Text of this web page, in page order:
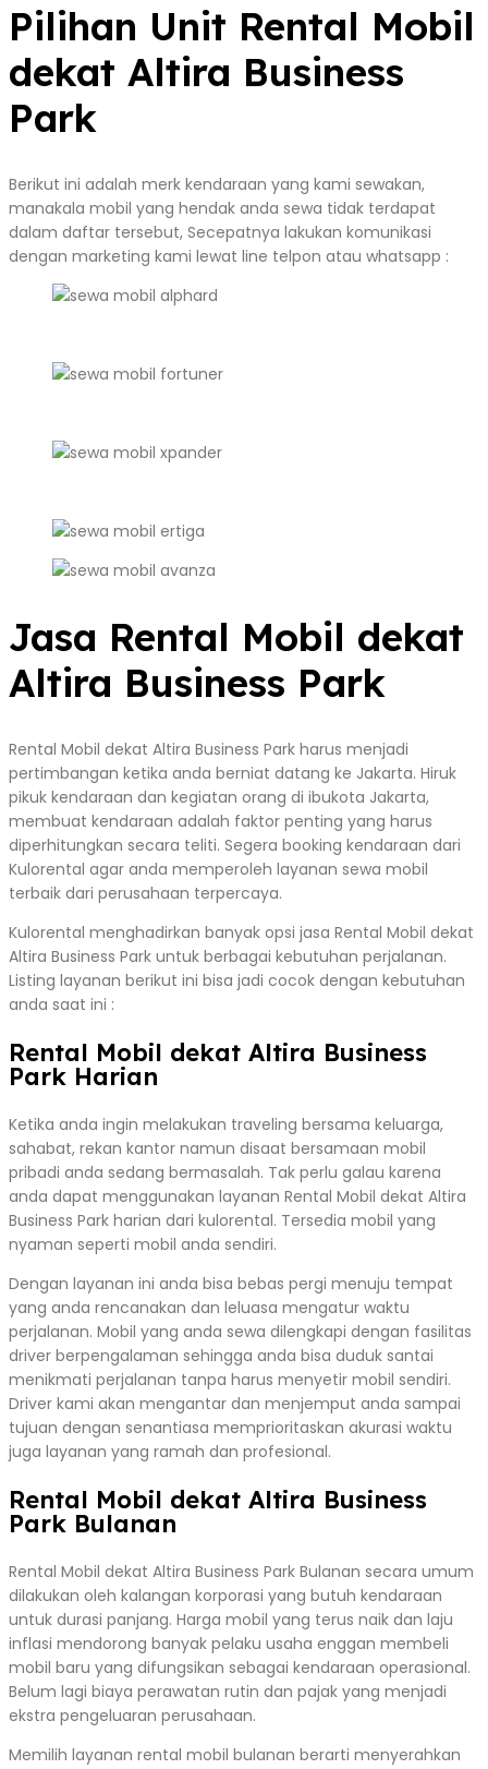
Pilihan Unit Rental Mobil
dekat Altira Business
Park
Berikut ini adalah merk kendaraan yang kami sewakan,
manakala mobil yang hendak anda sewa tidak terdapat
dalam daftar tersebut, Secepatnya lakukan komunikasi
dengan marketing kami lewat line telpon atau whatsapp :
Jasa Rental Mobil dekat
Altira Business Park
Rental Mobil dekat Altira Business Park harus menjadi
pertimbangan ketika anda berniat datang ke Jakarta. Hiruk
pikuk kendaraan dan kegiatan orang di ibukota Jakarta,
membuat kendaraan adalah faktor penting yang harus
diperhitungkan secara teliti. Segera booking kendaraan dari
Kulorental agar anda memperoleh layanan sewa mobil
terbaik dari perusahaan terpercaya.
Kulorental menghadirkan banyak opsi jasa Rental Mobil dekat
Altira Business Park untuk berbagai kebutuhan perjalanan.
Listing layanan berikut ini bisa jadi cocok dengan kebutuhan
anda saat ini :
Rental Mobil dekat Altira Business
Park Harian
Ketika anda ingin melakukan traveling bersama keluarga,
sahabat, rekan kantor namun disaat bersamaan mobil
pribadi anda sedang bermasalah. Tak perlu galau karena
anda dapat menggunakan layanan Rental Mobil dekat Altira
Business Park harian dari kulorental. Tersedia mobil yang
nyaman seperti mobil anda sendiri.
Dengan layanan ini anda bisa bebas pergi menuju tempat
yang anda rencanakan dan leluasa mengatur waktu
perjalanan. Mobil yang anda sewa dilengkapi dengan fasilitas
driver berpengalaman sehingga anda bisa duduk santai
menikmati perjalanan tanpa harus menyetir mobil sendiri.
Driver kami akan mengantar dan menjemput anda sampai
tujuan dengan senantiasa memprioritaskan akurasi waktu
juga layanan yang ramah dan profesional.
Rental Mobil dekat Altira Business
Park Bulanan
Rental Mobil dekat Altira Business Park Bulanan secara umum
dilakukan oleh kalangan korporasi yang butuh kendaraan
untuk durasi panjang. Harga mobil yang terus naik dan laju
inflasi mendorong banyak pelaku usaha enggan membeli
mobil baru yang difungsikan sebagai kendaraan operasional.
Belum lagi biaya perawatan rutin dan pajak yang menjadi
ekstra pengeluaran perusahaan.
Memilih layanan rental mobil bulanan berarti menyerahkan